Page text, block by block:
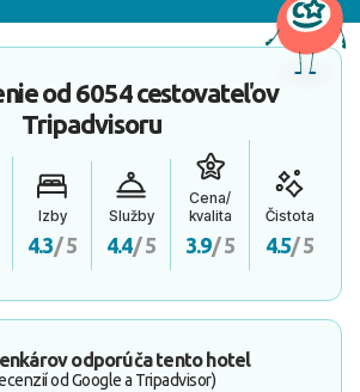
od6054 cestovateľov
Tripadvisoru
Izby
4.3/ 5
Služby
4.4/ 5
Cena/
kvalita
3.9/ 5
Čistota
4.5/ 5
odporúča tento hotel
od Google a Tripadvisor)